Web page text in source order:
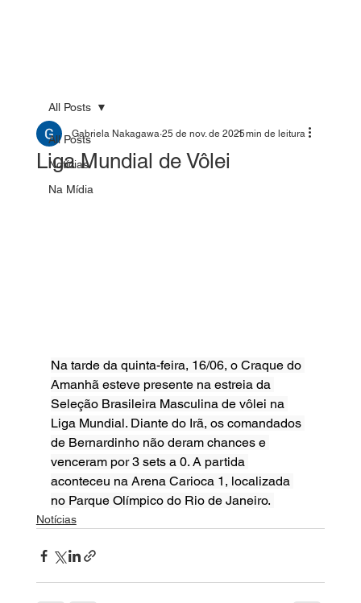
All Posts
Notícias
Na Mídia
All Posts
Liga Mundial de Vôlei
Gabriela Nakagawa 25 de nov. de 20251 min de leitura
Na tarde da quinta-feira, 16/06, o Craque do
Amanhã esteve presente na estreia da
Seleção Brasileira Masculina de vôlei na
Liga Mundial. Diante do Irã, os comandados
de Bernardinho não deram chances e
venceram por 3 sets a 0. A partida
aconteceu na Arena Carioca 1, localizada
no Parque Olímpico do Rio de Janeiro.
Notícias